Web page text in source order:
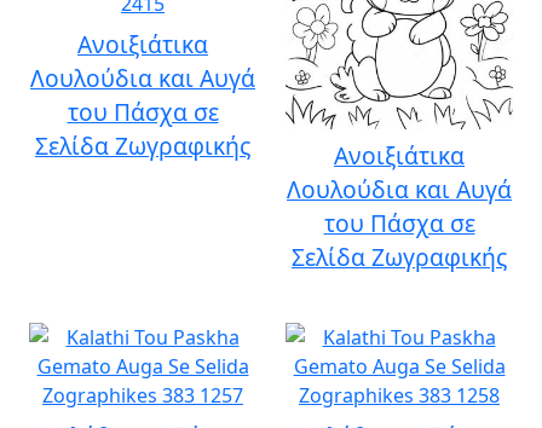
Ανοιξιάτικα
Λουλούδια και Αυγά
του Πάσχα σε
Σελίδα Ζωγραφικής
Ανοιξιάτικα
Λουλούδια και Αυγά
του Πάσχα σε
Σελίδα Ζωγραφικής